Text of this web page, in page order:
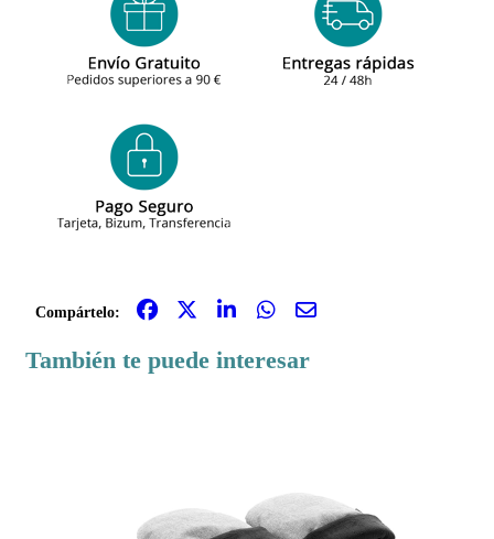
Compártelo:
También te puede interesar